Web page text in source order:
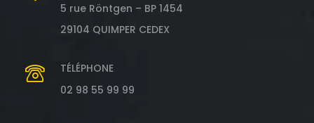
5 rue Röntgen – BP 1454
29104 QUIMPER CEDEX
TÉLÉPHONE
02 98 55 99 99